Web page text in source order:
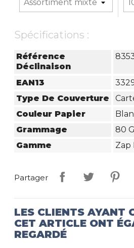
Spécifications :
Référence
Déclinaison
EAN13
Type De Couverture
Couleur Papier
Grammage
80
Gamme
Zap
Partager
LES CLIENTS AYANT
CET ARTICLE ONT
REGARDÉ